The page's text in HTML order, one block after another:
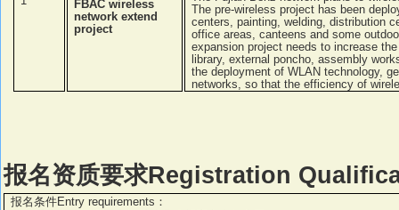
FBAC wireless
network extend
project
The pre-wireless project has been
centers, painting, welding, distribution
office areas, canteens and some
expansion project needs to increase
library, external poncho, assembly
the deployment of WLAN technology,
networks, so that the efficiency of
报名资质要求Registration
报名条件Entry requirements ：